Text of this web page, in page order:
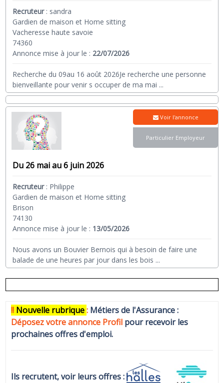
Recruteur: sandra
Gardien de maison et Home sitting
Vacheresse haute savoie
74360
Annonce mise à jour le : 22/07/2026
Recherche du 09au 16 août 2026Je recherche une personne
bienveillante pour venir s occuper de ma mai ...
Du 26 mai au 6 juin 2026
Recruteur: Philippe
Gardien de maison et Home sitting
Brison
74130
Annonce mise à jour le : 13/05/2026
Nous avons un Bouvier Bernois qui à besoin de faire une
balade de une heures par jour dans les bois ...
Voir l'annonce
Particulier Employeur
!! Nouvelle rubrique: Métiers de l'Assurance :
Déposez votre annonce Profil pour recevoir les
prochaines offres d'emploi.
Ils recrutent, voir leurs offres :